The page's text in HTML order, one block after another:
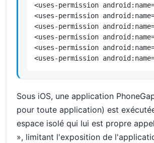
<uses-permission
<uses-permission
<uses-permission
<uses-permission
<uses-permission
<uses-permission
Sous iOS, une application
pour toute application) est
espace isolé qui lui est propre
», limitant l'exposition de